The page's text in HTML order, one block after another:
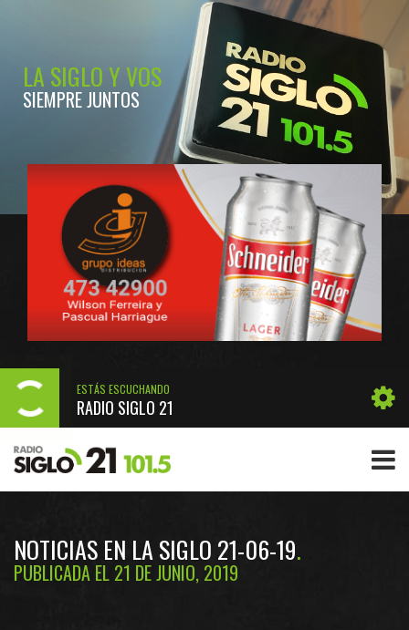
LA SIGLO Y VOS
SIEMPRE JUNTOS
ESTÁS ESCUCHANDO
RADIO SIGLO 21
NOTICIAS EN LA SIGLO 21-06-19
PUBLICADA EL 21 DE JUNIO, 2019